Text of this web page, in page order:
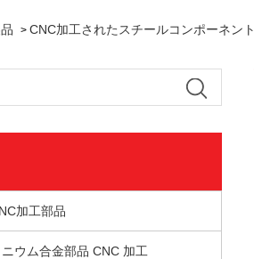
> CNC加工されたスチールコンポーネント
加工部品
ウム合金部品 CNC 加工